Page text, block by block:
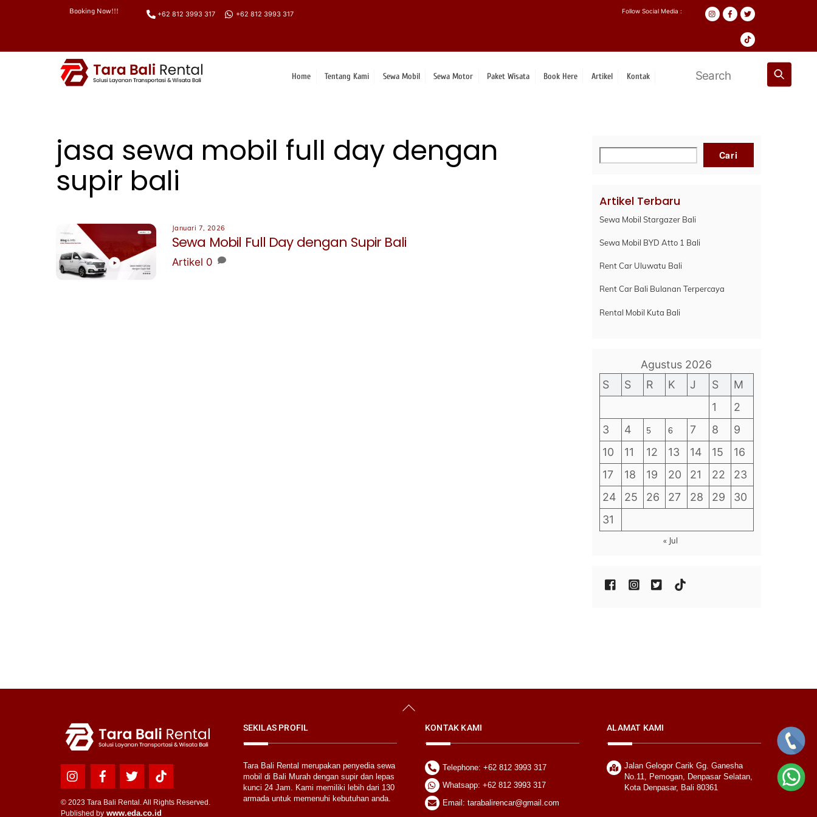
Booking Now!!! +62 812 3993 317 +62 812 3993 317 Follow Social Media :
Home Tentang Kami Sewa Mobil Sewa Motor Paket Wisata Book Here Artikel Kontak
jasa sewa mobil full day dengan
supir bali
Januari 7, 2026
Sewa Mobil Full Day dengan Supir Bali
Artikel 0
Cari Cari
Artikel Terbaru
Sewa Mobil Stargazer Bali
Sewa Mobil BYD Atto 1 Bali
Rent Car Uluwatu Bali
Rent Car Bali Bulanan Terpercaya
Rental Mobil Kuta Bali
Agustus 2026
S
S R K J S
M
1
2
3
4 5 6 7 8
9
10
11 12 13 14 15
16
17
18 19 20 21 22
23
24
25 26 27 28 29
30
31
« Jul
Back
Icon
label
Icon
label
Icon
label
Icon
label
© 2023 Tara Bali Rental. All Rights Reserved.
Published by www.eda.co.id
SEKILAS PROFIL
Tara Bali Rental merupakan penyedia sewa
mobil di Bali Murah dengan supir dan lepas
kunci 24 Jam. Kami memiliki lebih dari 130
armada untuk memenuhi kebutuhan anda.
KONTAK KAMI
Telephone: +62 812 3993 317
Whatsapp: +62 812 3993 317
Email: tarabalirencar@gmail.com
ALAMAT KAMI
Jalan Gelogor Carik Gg. Ganesha
No.11, Pemogan, Denpasar Selatan,
Kota Denpasar, Bali 80361